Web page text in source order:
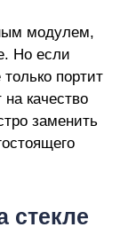
модулем,
Но если
портит
качество
заменить
стекле